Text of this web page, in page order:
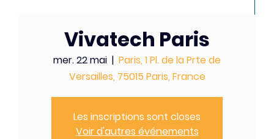
Vivatech Paris
mer. 22 mai
  |
Paris, 1 Pl. de la Prte de
Versailles, 75015 Paris, France
Les inscriptions sont closes
Voir d'autres événements